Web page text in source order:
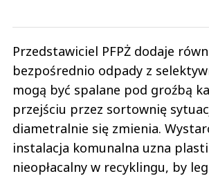
Przedstawiciel PFPŻ dodaje
bezpośrednio odpady z
mogą być spalane pod groźbą
przejściu przez sortownię
diametralnie się zmienia.
instalacja komunalna uzna
nieopłacalny w recyklingu, by